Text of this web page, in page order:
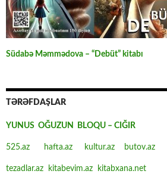
Südabə Məmmədova – “Debüt” kitabı
TƏRƏFDAŞLAR
YUNUS OĞUZUN BLOQU – CIĞIR
525.az hafta.az kultur.az butov.az
tezadlar.az kitabevim.az kitabxana.net